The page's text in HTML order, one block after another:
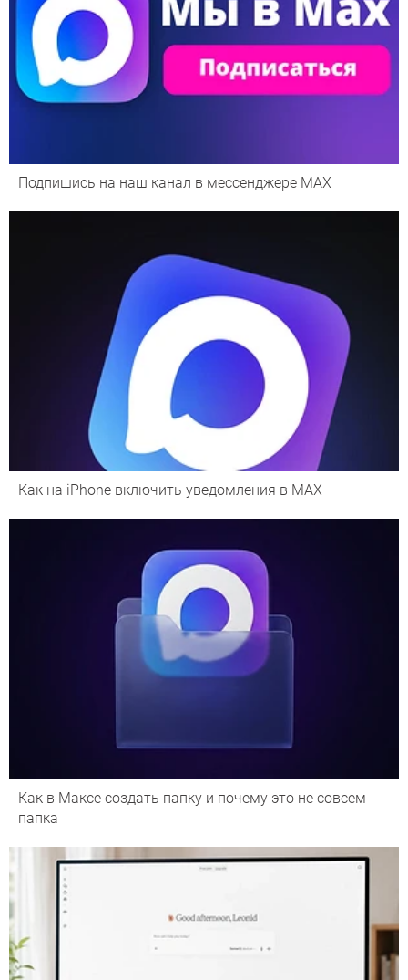
Подпишись на наш канал в мессенджере МАХ
Как на iPhone включить уведомления в MAX
Как в Максе создать папку и почему это не совсем
папка